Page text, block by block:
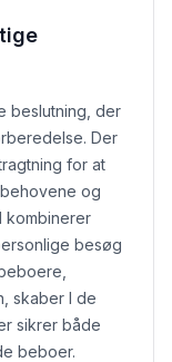
beslutning, der
Der
for at
og
kombinerer
besøg
skaber I de
sikrer både
beboer.